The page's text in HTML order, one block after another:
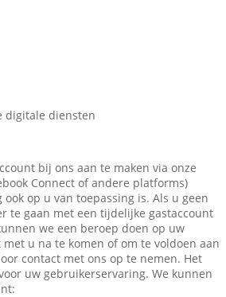
digitale diensten
bij ons aan te maken via onze
Connect of andere platforms)
op u van toepassing is. Als u geen
te gaan met een tijdelijke gastaccount
we een beroep doen op uw
u na te komen of om te voldoen aan
contact met ons op te nemen. Het
uw gebruikerservaring. We kunnen